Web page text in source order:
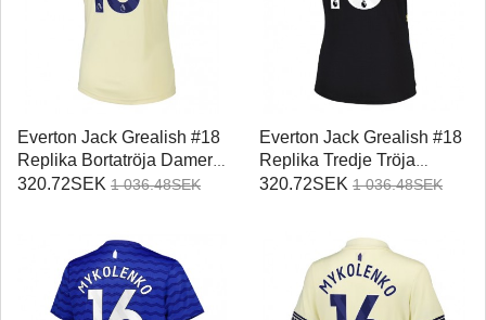
Everton Jack Grealish #18
Replika Bortatröja Damer
2025-26 Kortärmad
320.72SEK 1 036.48SEK
Everton Jack Grealish #18
Replika Tredje Tröja
Damer 2025-26 Kortärmad
320.72SEK 1 036.48SEK